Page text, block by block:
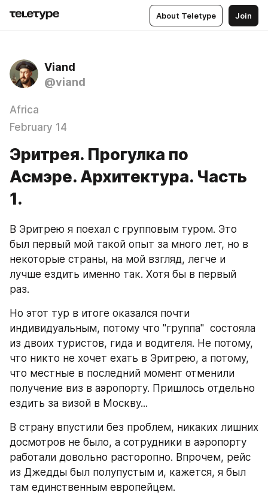
About Teletype Join
Viand
@viand
Africa
February 14
Эритрея. Прогулка по
Асмэре. Архитектура. Часть
1.
В Эритрею я поехал с групповым туром. Это
был первый мой такой опыт за много лет, но в
некоторые страны, на мой взгляд, легче и
лучше ездить именно так. Хотя бы в первый
раз.
Но этот тур в итоге оказался почти
индивидуальным, потому что "группа"  состояла
из двоих туристов, гида и водителя. Не потому,
что никто не хочет ехать в Эритрею, а потому,
что местные в последний момент отменили
получение виз в аэропорту. Пришлось отдельно
ездить за визой в Москву...
В страну впустили без проблем, никаких лишних
досмотров не было, а сотрудники в аэропорту
работали довольно расторопно. Впрочем, рейс
из Джедды был полупустым и, кажется, я был
там единственным европейцем.